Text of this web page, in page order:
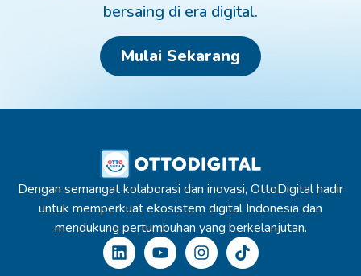
bersaing di era digital.
Mulai Sekarang
Dengan semangat kolaborasi dan inovasi, OttoDigital hadir
untuk memperkuat ekosistem digital Indonesia dan
mendukung pertumbuhan yang berkelanjutan.